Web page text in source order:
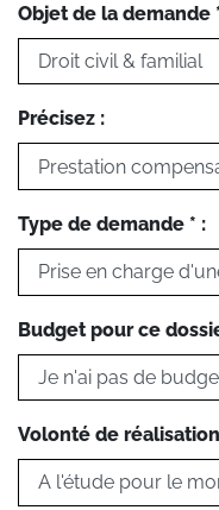
Objet de la demande
Précisez :
Type de demande * :
Budget pour ce
Volonté de